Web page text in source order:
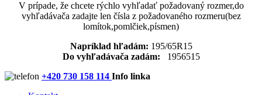
V prípade, že chcete rýchlo vyhľadať požadovaný rozmer,do
vyhľadávača zadajte len čísla z požadovaného rozmeru(bez
lomítok,pomlčiek,písmen)
Napríklad hľadám: 195/65R15
Do vyhľadávača zadám: 1956515
+420 730 158 114 Info linka